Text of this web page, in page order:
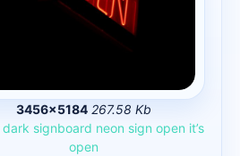
3456×5184 267.58 Kb
dark signboard neon sign open it’s
open